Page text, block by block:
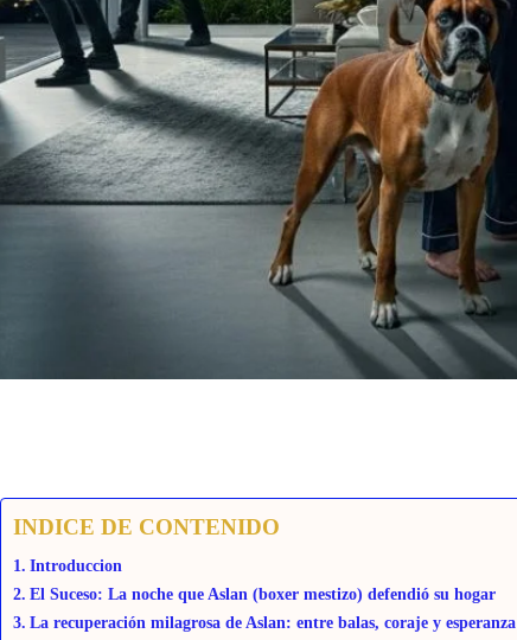
INDICE DE CONTENIDO
Introduccion
El Suceso: La noche que Aslan (boxer mestizo) defendió su hogar
La recuperación milagrosa de Aslan: entre balas, coraje y esperanza